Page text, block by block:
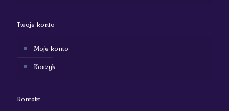
Twoje konto
Moje konto
Koszyk
Kontakt